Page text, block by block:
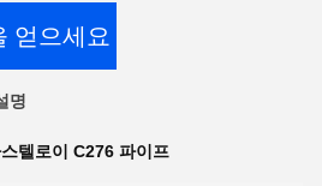
얻으세요
명
텔로이 C276 파이프